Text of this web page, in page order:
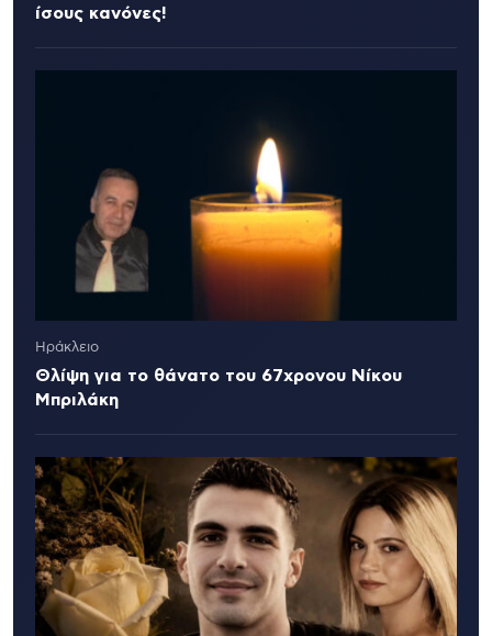
ίσους κανόνες!
Ηράκλειο
Θλίψη για το θάνατο του 67χρονου Νίκου
Μπριλάκη